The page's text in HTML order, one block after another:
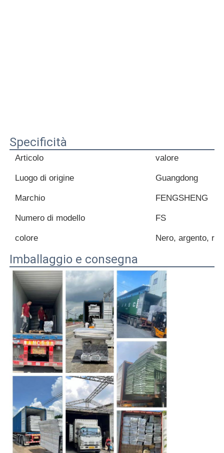
Specificità
Articolo valore
Luogo di origine Guangdong
Marchio FENGSHENG
Numero di modello FS
colore Nero, argento,
Imballaggio e consegna